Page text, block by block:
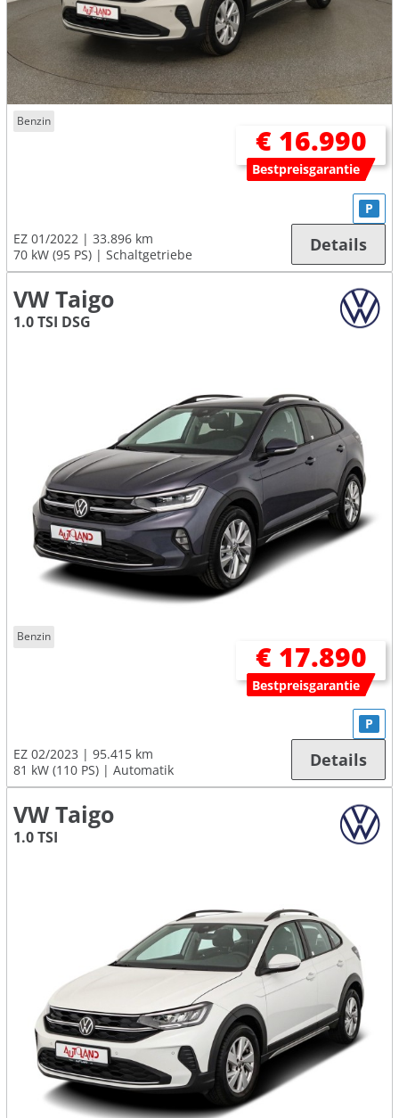
Benzin
€ 16.990
Bestpreisgarantie
EZ 01/2022
33.896 km
70 kW (95 PS)
Schaltgetriebe
P
Details
VW Taigo
1.0 TSI DSG
Benzin
€ 17.890
Bestpreisgarantie
EZ 02/2023
95.415 km
81 kW (110 PS)
Automatik
P
Details
VW Taigo
1.0 TSI